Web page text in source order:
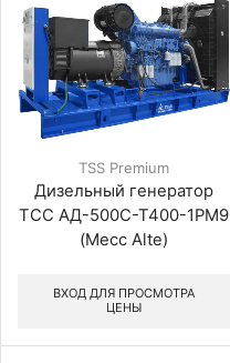
TSS Premium
Дизельный генератор
ТСС АД-500С-Т400-1РМ9
(Mecc Alte)
ВХОД ДЛЯ ПРОСМОТРА
ЦЕНЫ